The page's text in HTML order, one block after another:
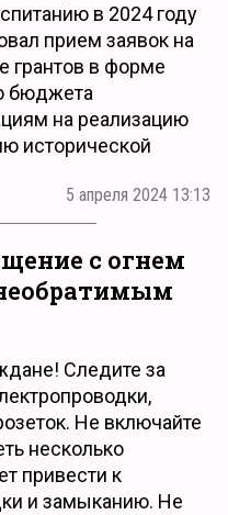
в 2024 году
прием заявок на
грантов в форме
бюджета
на реализацию
исторической
5 апреля 2024 13:13
с огнем
Следите за
Не включайте
несколько
привести к
и замыканию. Не